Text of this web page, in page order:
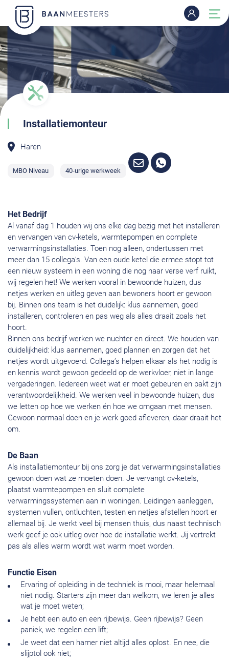
Installatiemonteur
Haren
MBO Niveau 40-urige werkweek
Het Bedrijf
Al vanaf dag 1 houden wij ons elke dag bezig met het installeren
en vervangen van cv-ketels, warmtepompen en complete
verwarmingsinstallaties. Toen nog alleen, ondertussen met
meer dan 15 collega’s. Van een oude ketel die ermee stopt tot
een nieuw systeem in een woning die nog naar verse verf ruikt,
wij regelen het! We werken vooral in bewoonde huizen, dus
netjes werken en uitleg geven aan bewoners hoort er gewoon
bij. Binnen ons team is het duidelijk: klus aannemen, goed
installeren, controleren en pas weg als alles draait zoals het
hoort.
Binnen ons bedrijf werken we nuchter en direct. We houden van
duidelijkheid: klus aannemen, goed plannen en zorgen dat het
netjes wordt uitgevoerd. Collega’s helpen elkaar als het nodig is
en kennis wordt gewoon gedeeld op de werkvloer, niet in lange
vergaderingen. Iedereen weet wat er moet gebeuren en pakt zijn
verantwoordelijkheid. We werken veel in bewoonde huizen, dus
we letten op hoe we werken én hoe we omgaan met mensen.
Gewoon normaal doen en je werk goed afleveren, daar draait het
om.
De Baan
Als installatiemonteur bij ons zorg je dat verwarmingsinstallaties
gewoon doen wat ze moeten doen. Je vervangt cv-ketels,
plaatst warmtepompen en sluit complete
verwarmingssystemen aan in woningen. Leidingen aanleggen,
systemen vullen, ontluchten, testen en netjes afstellen hoort er
allemaal bij. Je werkt veel bij mensen thuis, dus naast technisch
werk geef je ook uitleg over hoe de installatie werkt. Jij vertrekt
pas als alles warm wordt wat warm moet worden.
Functie Eisen
Ervaring of opleiding in de techniek is mooi, maar helemaal
niet nodig. Starters zijn meer dan welkom, we leren je alles
wat je moet weten;
Je hebt een auto en een rijbewijs. Geen rijbewijs? Geen
paniek, we regelen een lift;
Je weet dat een hamer niet altijd alles oplost. En nee, die
slijptol ook niet;